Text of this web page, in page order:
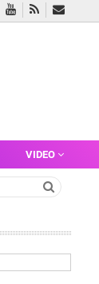
VIDEO